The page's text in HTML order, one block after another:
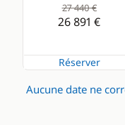
27 440 €
26 891 €
Réserver
Aucune date ne